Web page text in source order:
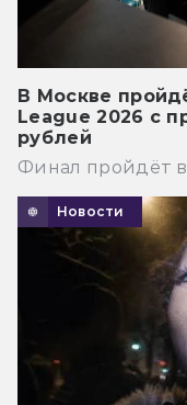
В Москве
League 2026 с
рублей
Финал пройдёт в
Новости